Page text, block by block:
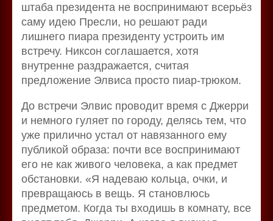
штаба президента не воспринимают всерьёз
саму идею Пресли, но решают ради
лишнего пиара президенту устроить им
встречу. Никсон соглашается, хотя
внутренне раздражается, считая
предложение Элвиса просто пиар-трюком.
До встречи Элвис проводит время с Джерри
и немного гуляет по городу, делясь тем, что
уже прилично устал от навязанного ему
публикой образа: почти все воспринимают
его не как живого человека, а как предмет
обстановки. «Я надеваю кольца, очки, и
превращаюсь в вещь. Я становлюсь
предметом. Когда ты входишь в комнату, все